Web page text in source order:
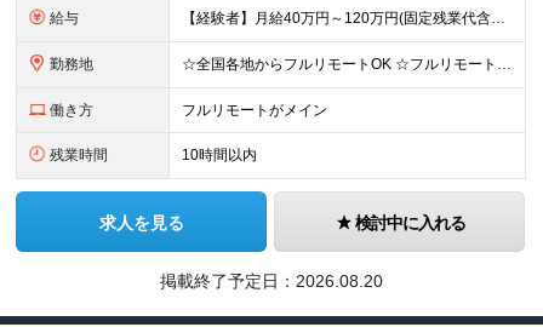
給与 【経験者】月給40万円～120万円(固定残業代含む)+各種手当 ★前職給与の総収入額を100％保証｜還元率83％〜 ※固定残業代は、時間外労働の有無に関わらず30時間分を、月5万8000円～15万7
勤務地 ☆全国各地からフルリモートOK ☆フルリモートの社員が約8割！ ※希望をヒアリングした上で決定します 現在100名の社員のうち、約80名がフルリモートで活躍中。 一都三県、大阪、福岡、札幌、名古屋な
働き方 フルリモートがメイン
残業時間 10時間以内
求人を見る 検討中に入れる
掲載終了予定日： 2026.08.20